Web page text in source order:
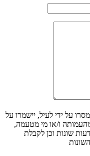
על ידי לעיל, יישמרו על
מהעמותה ו/או מי מטעמה,
שונות וכן לקבלת